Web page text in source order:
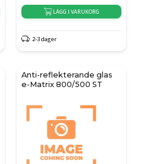
LÄGG I VARUKORG
2-3 dager
Anti-reflekterande glas
e-Matrix 800/500 ST